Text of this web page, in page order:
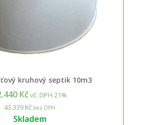
kruhový septik 10m3
Kčvč. DPH 21%
43.339 Kč bez DPH
Skladem